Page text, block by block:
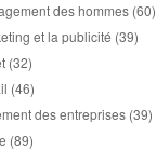
des hommes (60)
et la publicité (39)
(32)
(46)
des entreprises (39)
(89)